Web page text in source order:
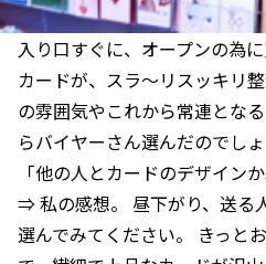
入り口すぐに、オープンの為
カードが、スラ〜リスッキリ
の雰囲気やこれから常連とな
らバイヤーさん選んだのでし
「他の人とカードのデザイン
⇒ 私の感想。 昼下がり、送る
選んでみてください。 きっと